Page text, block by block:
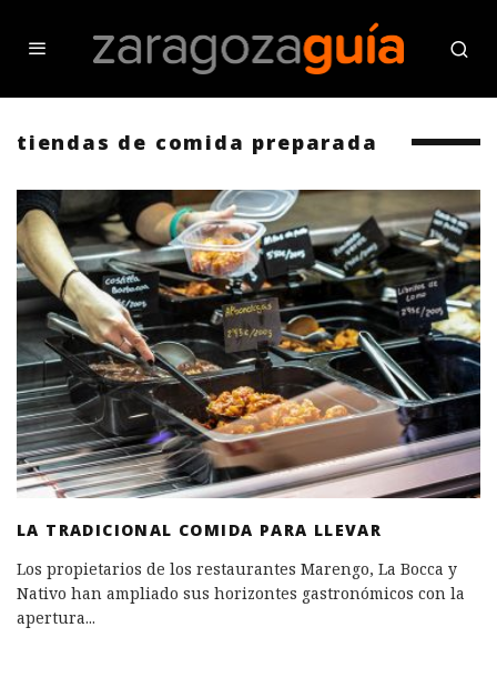
tiendas de comida preparada
LA TRADICIONAL COMIDA PARA LLEVAR
Los propietarios de los restaurantes Marengo, La Bocca y
Nativo han ampliado sus horizontes gastronómicos con la
apertura...